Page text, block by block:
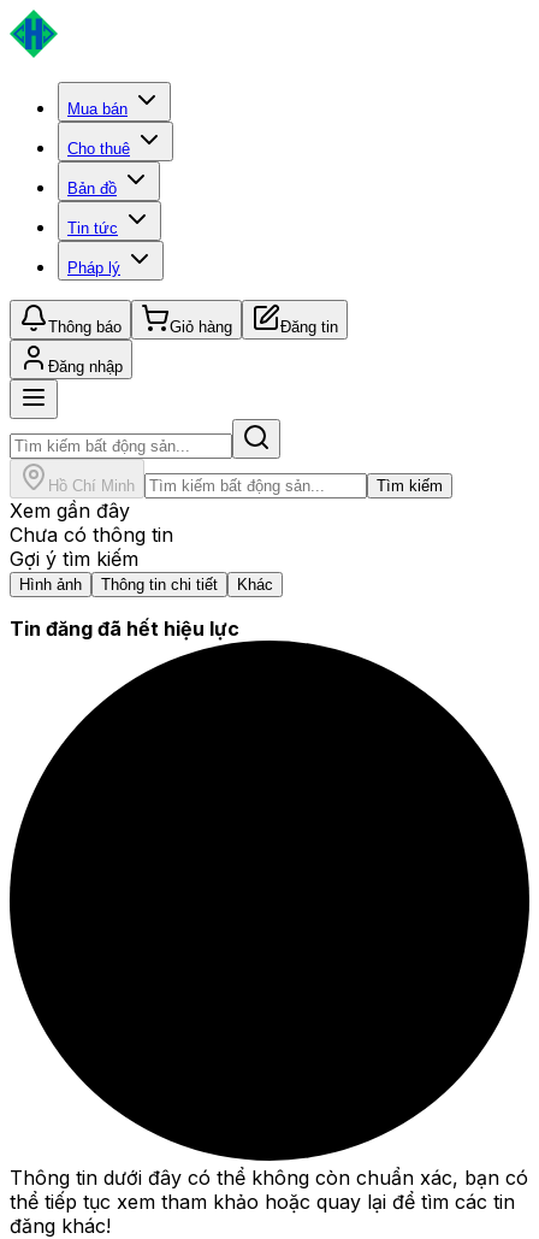
Mua bán
Cho thuê
Bản đồ
Tin tức
Pháp lý
Thông báo Giỏ hàng Đăng tin
Đăng nhập
Hồ Chí Minh Tìm kiếm
Xem gần đây
Chưa có thông tin
Gợi ý tìm kiếm
Hình ảnh Thông tin chi tiết Khác
Tin đăng đã hết hiệu lực
Thông tin dưới đây có thể không còn chuẩn xác, bạn có
thể tiếp tục xem tham khảo hoặc quay lại để tìm các tin
đăng khác!